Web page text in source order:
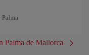
Palma de Mallorca